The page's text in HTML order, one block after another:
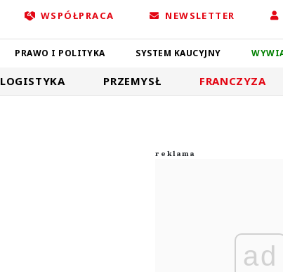
WSPÓŁPRACA NEWSLETTER
PRAWO I POLITYKA SYSTEM KAUCYJNY
LOGISTYKA PRZEMYSŁ FRANCZYZA
ad